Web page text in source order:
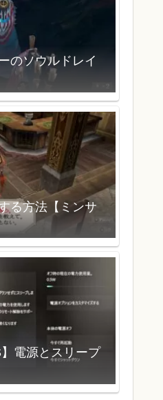
のソウルドレイ
る方法【ミンサ
】電源とスリープ